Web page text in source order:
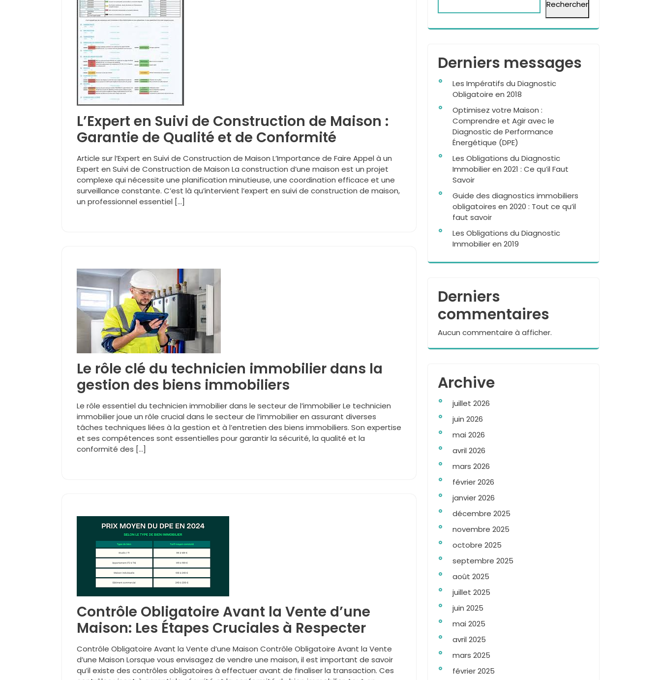
L’Expert en Suivi de Construction de Maison :
Garantie de Qualité et de Conformité
Article sur l’Expert en Suivi de Construction de Maison L’Importance de Faire Appel à un
Expert en Suivi de Construction de Maison La construction d’une maison est un projet
complexe qui nécessite une planification minutieuse, une coordination efficace et une
surveillance constante. C’est là qu’intervient l’expert en suivi de construction de maison,
un professionnel essentiel […]
Le rôle clé du technicien immobilier dans la
gestion des biens immobiliers
Le rôle essentiel du technicien immobilier dans le secteur de l’immobilier Le technicien
immobilier joue un rôle crucial dans le secteur de l’immobilier en assurant diverses
tâches techniques liées à la gestion et à l’entretien des biens immobiliers. Son expertise
et ses compétences sont essentielles pour garantir la sécurité, la qualité et la
conformité des […]
Contrôle Obligatoire Avant la Vente d’une
Maison: Les Étapes Cruciales à Respecter
Contrôle Obligatoire Avant la Vente d’une Maison Contrôle Obligatoire Avant la Vente
d’une Maison Lorsque vous envisagez de vendre une maison, il est important de savoir
qu’il existe des contrôles obligatoires à effectuer avant de finaliser la transaction. Ces
Rechercher
Derniers messages
Les Impératifs du Diagnostic
Obligatoire en 2018
Optimisez votre Maison :
Comprendre et Agir avec le
Diagnostic de Performance
Énergétique (DPE)
Les Obligations du Diagnostic
Immobilier en 2021 : Ce qu’il Faut
Savoir
Guide des diagnostics immobiliers
obligatoires en 2020 : Tout ce qu’il
faut savoir
Les Obligations du Diagnostic
Immobilier en 2019
Derniers
commentaires
Aucun commentaire à afficher.
Archive
juillet 2026
juin 2026
mai 2026
avril 2026
mars 2026
février 2026
janvier 2026
décembre 2025
novembre 2025
octobre 2025
septembre 2025
août 2025
juillet 2025
juin 2025
mai 2025
avril 2025
mars 2025
février 2025